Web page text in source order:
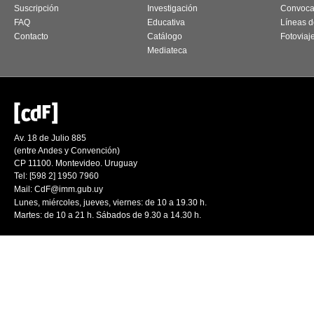
Suscripción
FAQ
Contacto
Investigación
Educativa
Catálogo
Mediateca
Líneas
Av. 18 de Julio 885
(entre Andes y Convención)
CP 11100. Montevideo. Uruguay
Tel: [598 2] 1950 7960
Mail: CdF@imm.gub.uy
Lunes, miércoles, jueves, viernes: de 10 a 19.30 h.
Martes: de 10 a 21 h. Sábados de 9.30 a 14.30 h.